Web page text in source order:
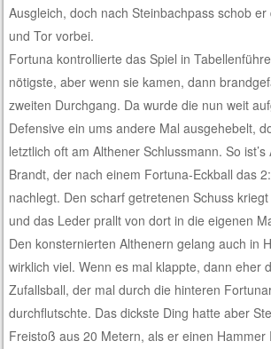
Ausgleich, doch nach Steinbachpass schob
und Tor vorbei.
Fortuna kontrollierte das Spiel in
nötigste, aber wenn sie kamen, dann
zweiten Durchgang. Da wurde die nun weit
Defensive ein ums andere Mal ausgehebelt,
letztlich oft am Althener Schlussmann. So
Brandt, der nach einem Fortuna-Eckball das
nachlegt. Den scharf getretenen Schuss
und das Leder prallt von dort in die eigenen
Den konsternierten Althenern gelang auch in
wirklich viel. Wenn es mal klappte, dann eher
Zufallsball, der mal durch die hinteren
durchflutschte. Das dickste Ding hatte aber
Freistoß aus 20 Metern, als er einen Hammer